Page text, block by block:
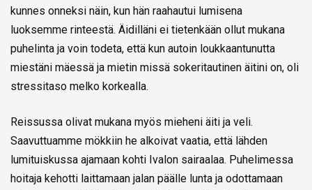
kunnes onneksi näin, kun hän raahautui lumisena
luoksemme rinteestä. Äidilläni ei tietenkään ollut mukana
puhelinta ja voin todeta, että kun autoin loukkaantunutta
miestäni mäessä ja mietin missä sokeritautinen äitini on, oli
stressitaso melko korkealla.
Reissussa olivat mukana myös mieheni äiti ja veli.
Saavuttuamme mökkiin he alkoivat vaatia, että lähden
lumituiskussa ajamaan kohti Ivalon sairaalaa. Puhelimessa
hoitaja kehotti laittamaan jalan päälle lunta ja odottamaan